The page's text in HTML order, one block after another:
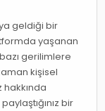
geldiği bir
yaşanan
gerilimlere
kişisel
bir